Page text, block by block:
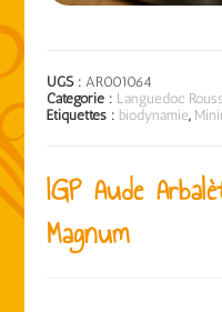
UGS : AR001064
Catégorie : Languedoc
Étiquettes : biodynamie,
IGP Aude
Magnum